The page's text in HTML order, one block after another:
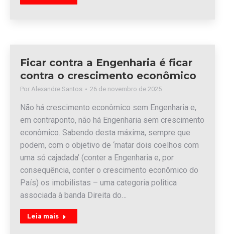
Ficar contra a Engenharia é ficar
contra o crescimento econômico
Por Alexandre Santos 26 de novembro de 2025
Não há crescimento econômico sem Engenharia e,
em contraponto, não há Engenharia sem crescimento
econômico. Sabendo desta máxima, sempre que
podem, com o objetivo de ‘matar dois coelhos com
uma só cajadada’ (conter a Engenharia e, por
consequência, conter o crescimento econômico do
País) os imobilistas – uma categoria politica
associada à banda Direita do…
Leia mais